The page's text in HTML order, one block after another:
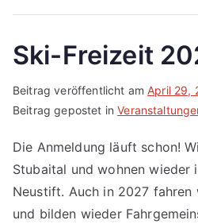
Ski-Freizeit
Beitrag veröffentlicht amApril 29,
Beitrag gepostet in
Die Anmeldung läuft schon!
Stubaital und wohnen wieder
Neustift. Auch in 2027 fahren
und bilden wieder